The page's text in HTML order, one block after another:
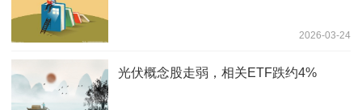
2026-03-24
光伏概念股走弱，相关ETF跌约4%